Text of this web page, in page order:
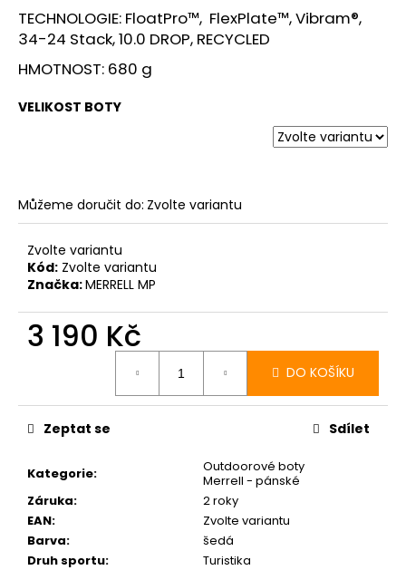
TECHNOLOGIE: FloatPro™, FlexPlate™, Vibram®,
34-24 Stack, 10.0 DROP, RECYCLED
HMOTNOST: 680 g
VELIKOST BOTY
Můžeme doručit do: Zvolte variantu
Zvolte variantu
Kód: Zvolte variantu
Značka:MERRELL MP
3 190 Kč
DO KOŠÍKU
Kategorie:
Outdoorové boty
Merrell - pánské
Záruka:
2 roky
EAN:
Zvolte variantu
Barva:
šedá
Druh sportu:
Turistika
Zeptat se Sdílet